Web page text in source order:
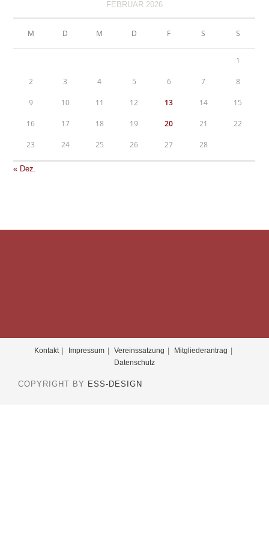
FEBRUAR 2026
M D M D F S S
1
2 3 4 5 6 7 8
9 10 11 12 13 14 15
16 17 18 19 20 21 22
23 24 25 26 27 28
« Dez.
Kontakt Impressum Vereinssatzung
Mitgliederantrag
Datenschutz
COPYRIGHT BY ESS-DESIGN